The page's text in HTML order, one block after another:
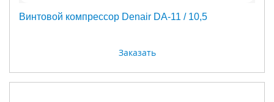
Винтовой компрессор Denair DA-11 / 10,5
Заказать